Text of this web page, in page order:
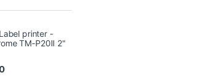
printer -
TM-P20II 2"